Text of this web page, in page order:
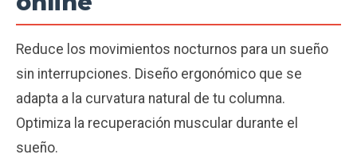
Reduce los movimientos nocturnos para un sueño
sin interrupciones. Diseño ergonómico que se
adapta a la curvatura natural de tu columna.
Optimiza la recuperación muscular durante el
sueño.